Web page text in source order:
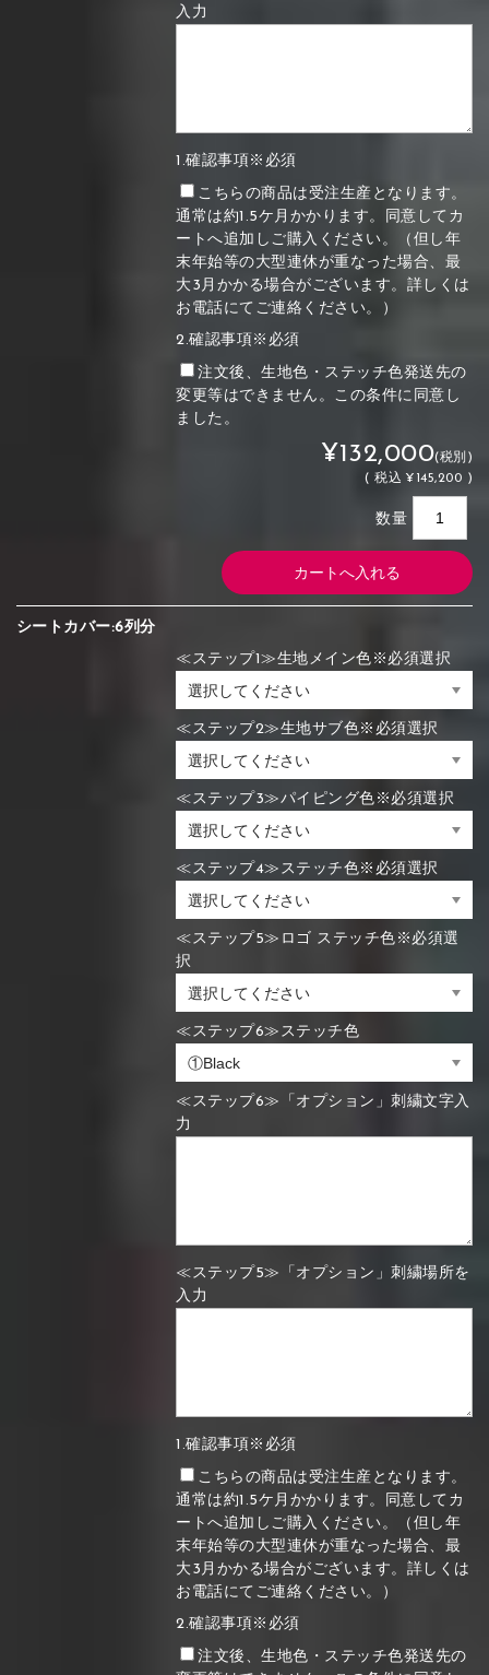
入力
1.確認事項※必須
こちらの商品は受注生産となります。
通常は約1.5ケ月かかります。同意してカ
ートへ追加しご購入ください。（但し年
末年始等の大型連休が重なった場合、最
大3月かかる場合がございます。詳しくは
お電話にてご連絡ください。）
2.確認事項※必須
注文後、生地色・ステッチ色発送先の
変更等はできません。この条件に同意し
ました。
¥132,000(税別)
(税込 ¥145,200 )
数量
シートカバー:6列分
≪ステップ1≫生地メイン色※必須選択
≪ステップ2≫生地サブ色※必須選択
≪ステップ3≫パイピング色※必須選択
≪ステップ4≫ステッチ色※必須選択
≪ステップ5≫ロゴ ステッチ色※必須選
択
≪ステップ6≫ステッチ色
≪ステップ6≫「オプション」刺繍文字入
力
≪ステップ5≫「オプション」刺繍場所を
入力
1.確認事項※必須
こちらの商品は受注生産となります。
通常は約1.5ケ月かかります。同意してカ
ートへ追加しご購入ください。（但し年
末年始等の大型連休が重なった場合、最
大3月かかる場合がございます。詳しくは
お電話にてご連絡ください。）
2.確認事項※必須
注文後、生地色・ステッチ色発送先の